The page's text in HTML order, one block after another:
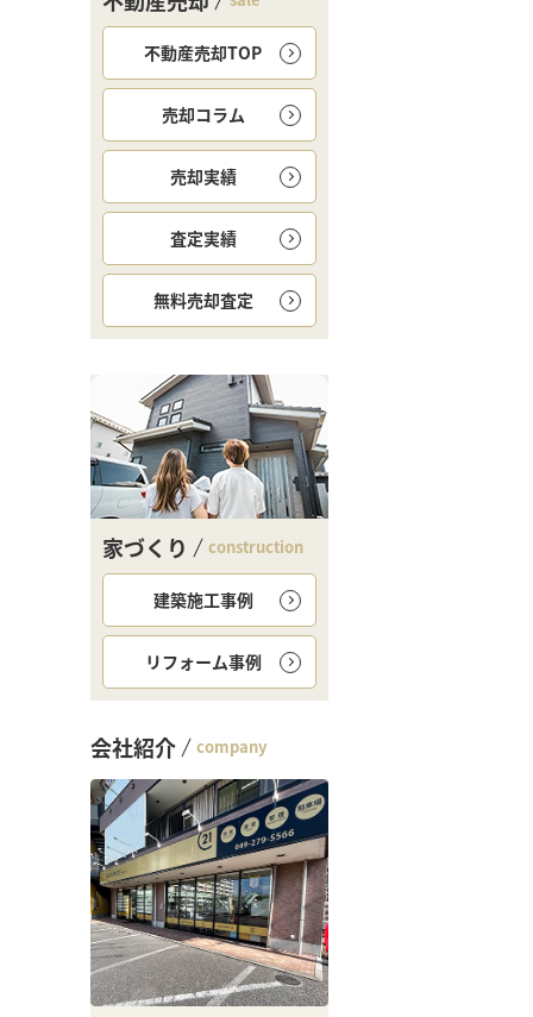
不動産売却TOP
売却コラム
売却実績
査定実績
無料売却査定
家づくり construction
建築施工事例
リフォーム事例
会社紹介 company